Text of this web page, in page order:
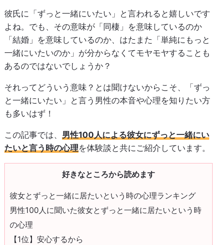
彼氏に「ずっと一緒にいたい」と言われると嬉しいです
よね。でも、その意味が「同棲」を意味しているのか
「結婚」を意味しているのか、はたまた「単純にもっと
一緒にいたいのか」が分からなくてモヤモヤすることも
あるのではないでしょうか？
それってどういう意味？とは聞けないからこそ、「ずっ
と一緒にいたい」と言う男性の本音や心理を知りたい方
も多いはず！
この記事では、 男性100人による彼女にずっと一緒にい
たいと言う時の心理を体験談と共にご紹介しています。
好きなところから読めます
彼女とずっと一緒に居たいという時の心理ランキング
男性100人に聞いた彼女とずっと一緒に居たいという時
の心理
【1位】安心するから